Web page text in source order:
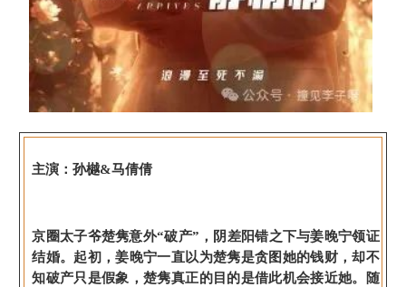
主演：孙樾&马倩倩
京圈太子爷楚隽意外“破产”，阴差阳错之下与姜晚宁领证
结婚。起初，姜晚宁一直以为楚隽是贪图她的钱财，却不
知破产只是假象，楚隽真正的目的是借此机会接近她。随